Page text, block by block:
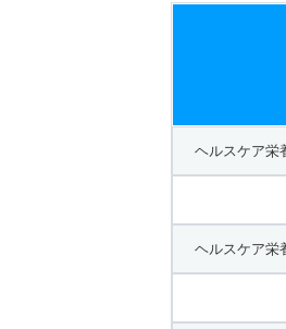
ヘルスケア
ヘルスケア